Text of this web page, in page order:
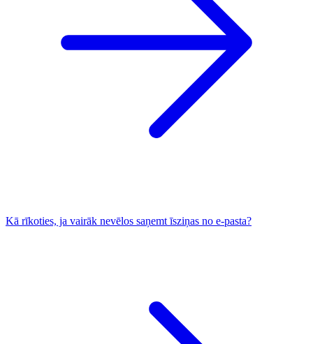
Kā rīkoties, ja vairāk nevēlos saņemt īsziņas no e-pasta?